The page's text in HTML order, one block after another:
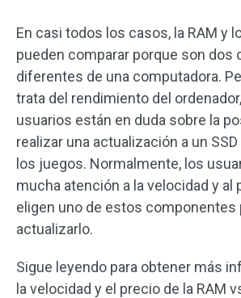
En casi todos los casos, la RAM y
pueden comparar porque son dos
diferentes de una computadora.
trata del rendimiento del
usuarios están en duda sobre la
realizar una actualización a un SSD
los juegos. Normalmente, los
mucha atención a la velocidad y al
eligen uno de estos componentes
actualizarlo.
Sigue leyendo para obtener más
la velocidad y el precio de la RAM